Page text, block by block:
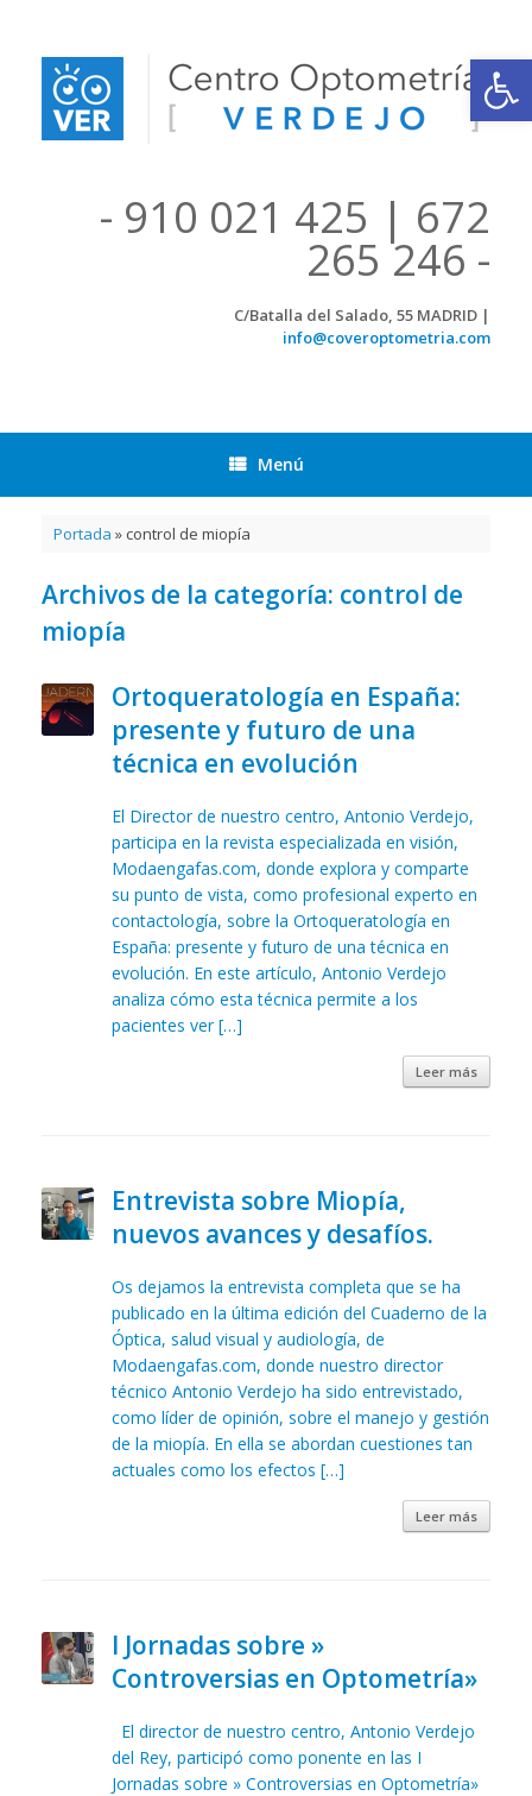
contenido
- 910 021 425 | 672
265 246 -
C/Batalla del Salado, 55 MADRID |
info@coveroptometria.com
Menú
Portada » control de miopía
Archivos de la categoría: control de
miopía
Ortoqueratología en España:
presente y futuro de una
técnica en evolución
El Director de nuestro centro, Antonio Verdejo,
participa en la revista especializada en visión,
Modaengafas.com, donde explora y comparte
su punto de vista, como profesional experto en
contactología, sobre la Ortoqueratología en
España: presente y futuro de una técnica en
evolución. En este artículo, Antonio Verdejo
analiza cómo esta técnica permite a los
pacientes ver […]
Leer más
Entrevista sobre Miopía,
nuevos avances y desafíos.
Os dejamos la entrevista completa que se ha
publicado en la última edición del Cuaderno de la
Óptica, salud visual y audiología, de
Modaengafas.com, donde nuestro director
técnico Antonio Verdejo ha sido entrevistado,
como líder de opinión, sobre el manejo y gestión
de la miopía. En ella se abordan cuestiones tan
actuales como los efectos […]
Leer más
I Jornadas sobre »
Controversias en Optometría»
El director de nuestro centro, Antonio Verdejo
del Rey, participó como ponente en las I
Jornadas sobre » Controversias en Optometría»